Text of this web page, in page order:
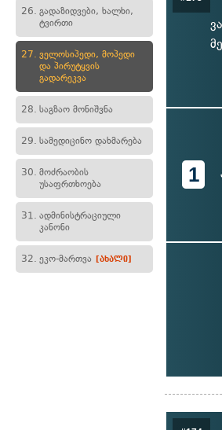
26. გადაზიდვები, ხალხი,
ტვირთი
27. ველოსიპედი, მოპედი
და პირუტყვის
გადარეკვა
28. საგზაო მონიშვნა
29. სამედიცინო დახმარება
30. მოძრაობის
უსაფრთხოება
31. ადმინისტრაციული
კანონი
32. ეკო-მართვა [ახალი]
1